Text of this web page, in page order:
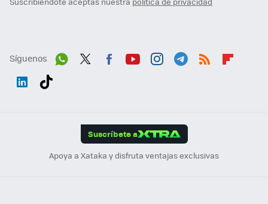
Síguenos
Suscríbete a
Apoya a Xataka y disfruta ventajas exclusivas